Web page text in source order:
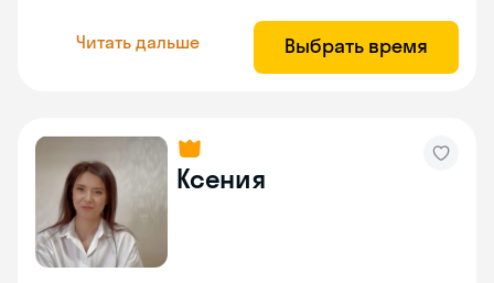
Читать дальше Выбрать время
Ксения